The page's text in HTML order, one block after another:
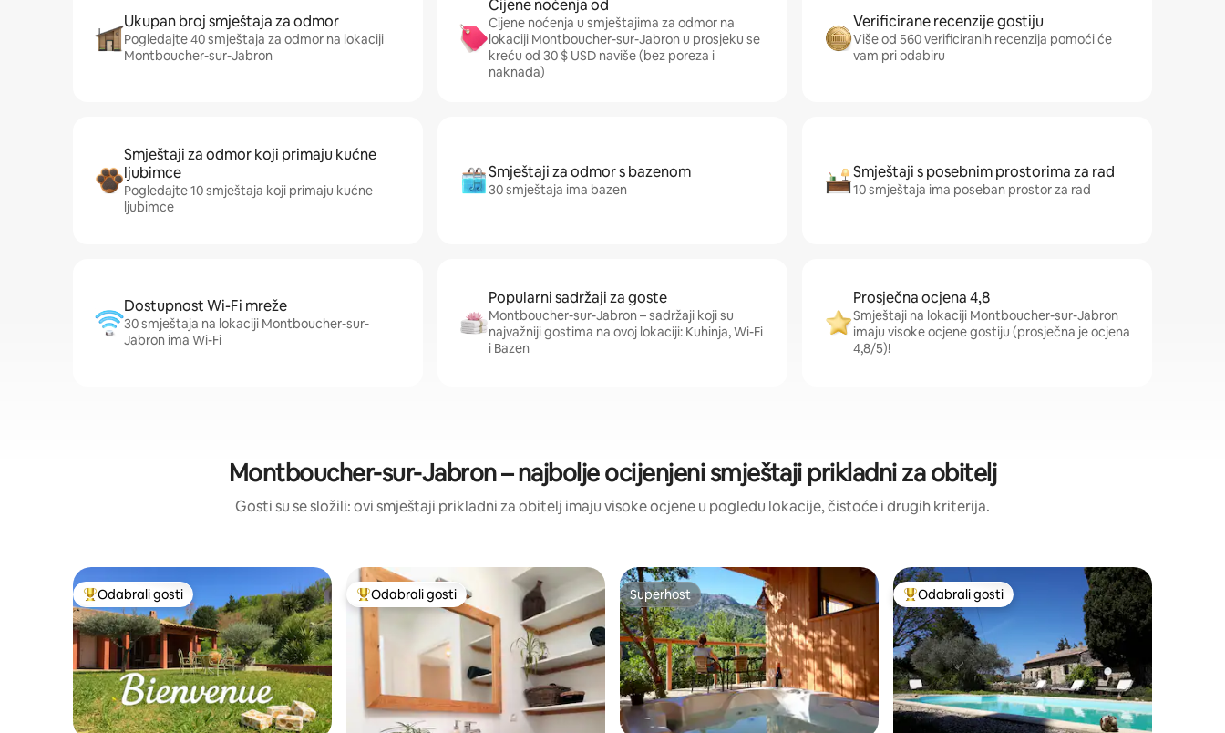
Ukupan broj smještaja za odmor
Pogledajte 40 smještaja za odmor na lokaciji
Montboucher-sur-Jabron
Cijene noćenja od
Cijene noćenja u smještajima za odmor na
lokaciji Montboucher-sur-Jabron u prosjeku se
kreću od 30 $ USD naviše (bez poreza i
naknada)
Verificirane recenzije gostiju
Više od 560 verificiranih recenzija pomoći će
vam pri odabiru
Smještaji za odmor koji primaju kućne
ljubimce
Pogledajte 10 smještaja koji primaju kućne
ljubimce
Smještaji za odmor s bazenom
30 smještaja ima bazen
Smještaji s posebnim prostorima za rad
10 smještaja ima poseban prostor za rad
Dostupnost Wi-Fi mreže
30 smještaja na lokaciji Montboucher-sur-
Jabron ima Wi-Fi
Popularni sadržaji za goste
Montboucher-sur-Jabron – sadržaji koji su
najvažniji gostima na ovoj lokaciji: Kuhinja, Wi-Fi
i Bazen
Prosječna ocjena 4,8
Smještaji na lokaciji Montboucher-sur-Jabron
imaju visoke ocjene gostiju (prosječna je ocjena
4,8/5)!
Montboucher-sur-Jabron – najbolje ocijenjeni smještaji prikladni za obitelj
Gosti su se složili: ovi smještaji prikladni za obitelj imaju visoke ocjene u pogledu lokacije, čistoće i drugih kriterija.
Među najviše rangiranima s oznakom „Odabrali gosti”
Odabrali gosti Među najviše rangiranima s oznakom „Odabrali gosti”
Odabrali gosti Superhost
Superhost Među najviše rangiranima s oznakom „Odabrali gosti”
Odabrali gosti